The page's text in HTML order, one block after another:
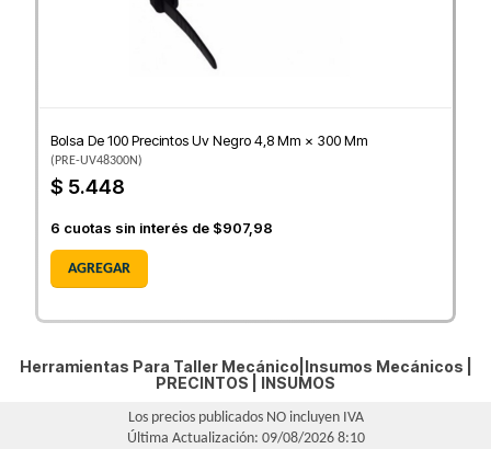
Bolsa De 100 Precintos Uv Negro 4,8 Mm × 300 Mm
(PRE-UV48300N)
$ 5.448
6 cuotas sin interés de $907,98
AGREGAR
Herramientas Para Taller Mecánico|Insumos Mecánicos |
PRECINTOS
INSUMOS
Los precios publicados NO incluyen IVA
Última Actualización: 09/08/2026 8:10